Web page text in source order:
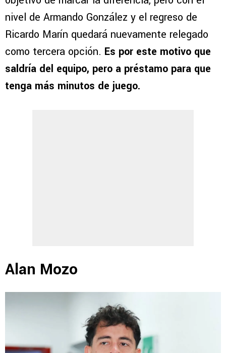
nivel de Armando González y el regreso de
Ricardo Marín quedará nuevamente relegado
como tercera opción. Es por este motivo que
saldría del equipo, pero a préstamo para que
tenga más minutos de juego.
Alan Mozo